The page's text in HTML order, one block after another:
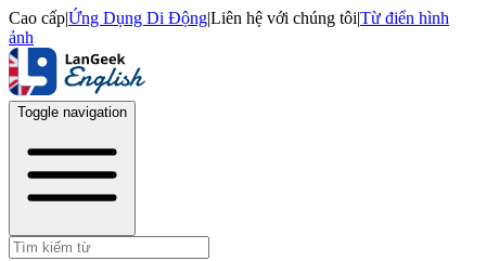
Cao cấp|Ứng Dụng Di Động|Liên hệ với chúng tôi|Từ điển hình
ảnh
Toggle navigation